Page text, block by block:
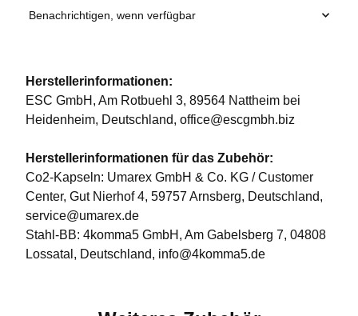
Benachrichtigen, wenn verfügbar
Herstellerinformationen:
ESC GmbH, Am Rotbuehl 3, 89564 Nattheim bei
Heidenheim, Deutschland, office@escgmbh.biz
Herstellerinformationen für das Zubehör:
Co2-Kapseln: Umarex GmbH & Co. KG / Customer
Center, Gut Nierhof 4, 59757 Arnsberg, Deutschland,
service@umarex.de
Stahl-BB: 4komma5 GmbH, Am Gabelsberg 7, 04808
Lossatal, Deutschland, info@4komma5.de